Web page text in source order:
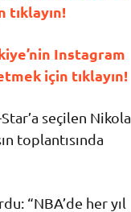
tıklayın!
Instagram
için tıklayın!
seçilen Nikola
toplantısında
“NBA’de her yıl